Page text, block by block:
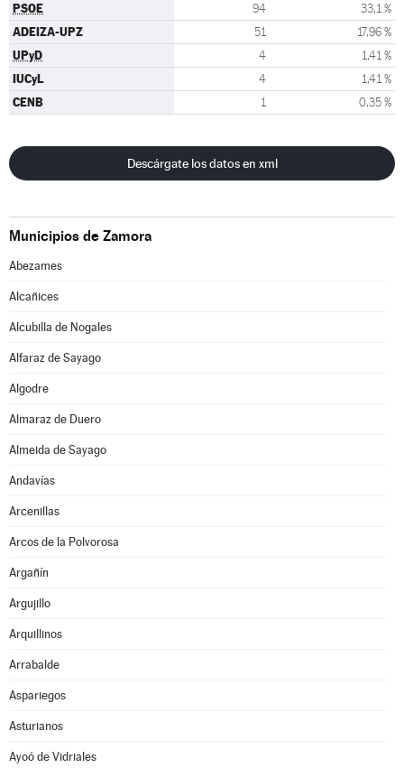
PSOE 94 33,1 %
ADEIZA-UPZ 51 17,96 %
UPyD 4 1,41 %
IUCyL 4 1,41 %
CENB 1 0,35 %
Descárgate los datos en xml
Municipios de Zamora
Abezames
Alcañices
Alcubilla de Nogales
Alfaraz de Sayago
Algodre
Almaraz de Duero
Almeida de Sayago
Andavías
Arcenillas
Arcos de la Polvorosa
Argañín
Argujillo
Arquillinos
Arrabalde
Aspariegos
Asturianos
Ayoó de Vidriales